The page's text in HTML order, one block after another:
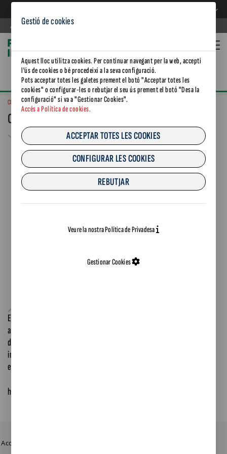
Agència de Residus de Catalunya
CONAMA 2026
CONAMA 2026
El congrés de referència en sostenibilitat a Espanya. Reuneix
administracions, empreses, centres de recerca i professionals per
debatre els principals reptes ambientals i avançar cap a solucions
innovadores en àmbits com l'economia circular, l'aigua, l'energia,
els residus i l'acció climàtica.
https://www.conama.org/
Gestió de cookies
Aquest lloc utilitza cookies. Per continuar navegant per la web, accepti
l'ús de cookies o bé procedeixi a la seva configuració.
Pots acceptar totes les galetes prement el botó "Acceptar totes les
cookies" o configurar-les o rebutjar el seu ús prement el botó "Desa la
configuració" si va a "Gestionar Cookies".
Accés a Política de cookies.
ACCEPTAR TOTES LES COOKIES
CONFIGURAR LES COOKIES
REBUTJAR
Veure la nostra Política de Privadesa
Gestionar Cookies
Accedeix a les nostres xarxes: